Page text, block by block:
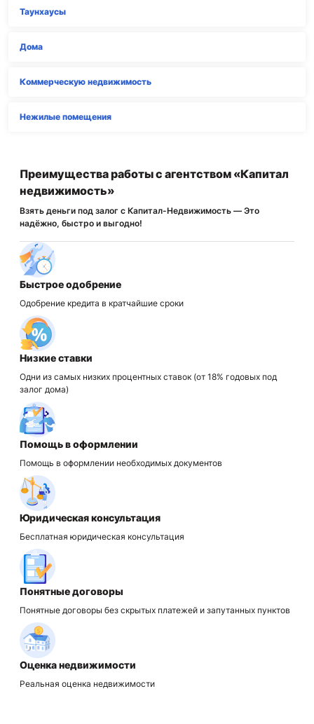
Таунхаусы
Дома
Коммерческую недвижимость
Нежилые помещения
Преимущества работы с агентством «Капитал
недвижимость»
Взять деньги под залог с Капитал-Недвижимость — Это
надёжно, быстро и выгодно!
Быстрое одобрение
Одобрение кредита в кратчайшие сроки
Низкие ставки
Одни из самых низких процентных ставок (от 18% годовых под
залог дома)
Помощь в оформлении
Помощь в оформлении необходимых документов
Юридическая консультация
Бесплатная юридическая консультация
Понятные договоры
Понятные договоры без скрытых платежей и запутанных пунктов
Оценка недвижимости
Реальная оценка недвижимости